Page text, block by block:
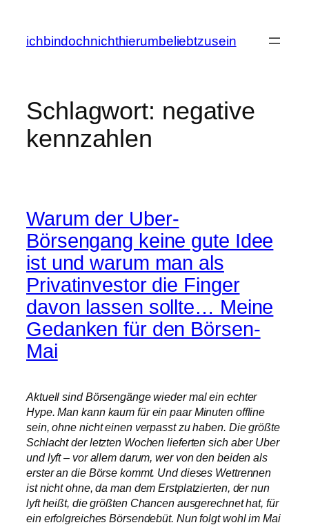
springen
ichbindochnichthierumbeliebtzusein
Schlagwort: negative
kennzahlen
Warum der Uber-
Börsengang keine gute Idee
ist und warum man als
Privatinvestor die Finger
davon lassen sollte… Meine
Gedanken für den Börsen-
Mai
Aktuell sind Börsengänge wieder mal ein echter
Hype. Man kann kaum für ein paar Minuten offline
sein, ohne nicht einen verpasst zu haben. Die größte
Schlacht der letzten Wochen lieferten sich aber Uber
und lyft – vor allem darum, wer von den beiden als
erster an die Börse kommt. Und dieses Wettrennen
ist nicht ohne, da man dem Erstplatzierten, der nun
lyft heißt, die größten Chancen ausgerechnet hat, für
ein erfolgreiches Börsendebüt. Nun folgt wohl im Mai